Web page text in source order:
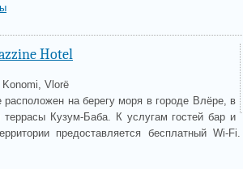
Hotel
Konomi, Vlorë
на берегу моря в городе Влёре, в
Кузум-Баба. К услугам гостей бар и
предоставляется бесплатный Wi-Fi.